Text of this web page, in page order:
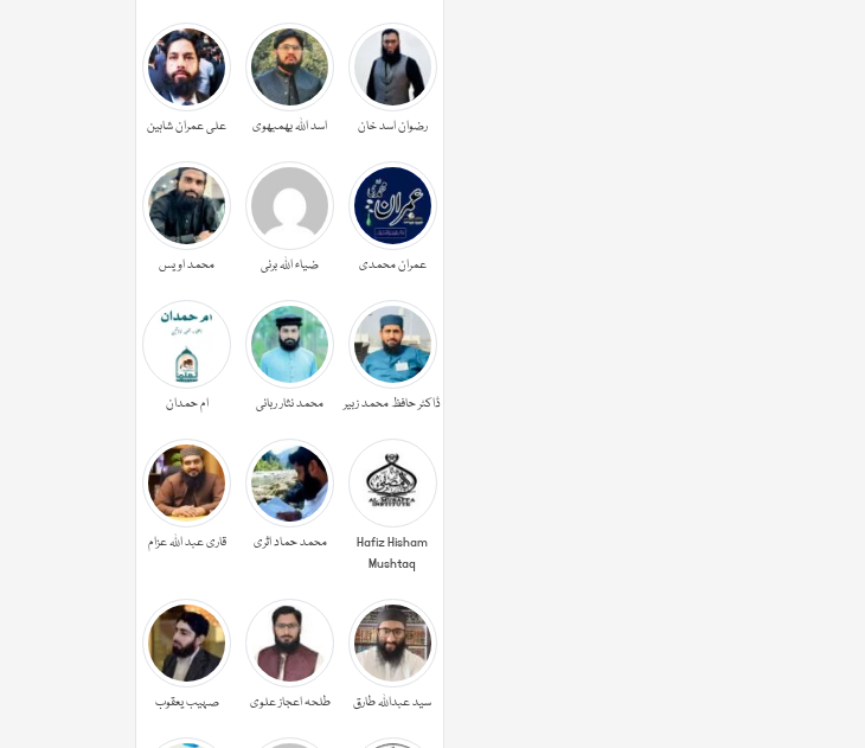
رضوان اسد خان اسد اللہ بھمبھوی علی عمران شاہین
عمران محمدی ضیاء اللہ برنی محمد اویس
ڈاکٹر حافظ محمد زبیر محمد نثار ربانی ام حمدان
Hafiz Hisham
Mushtaq
محمد حماد اثری قاری عبد اللہ عزام
سید عبداللہ طارق طلحہ اعجاز علوی صہیب یعقوب